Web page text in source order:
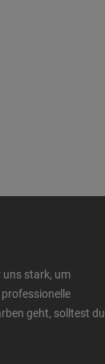
uns stark, um
geht, solltest du